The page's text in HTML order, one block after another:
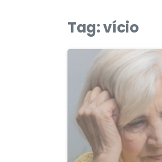
Tag:vício